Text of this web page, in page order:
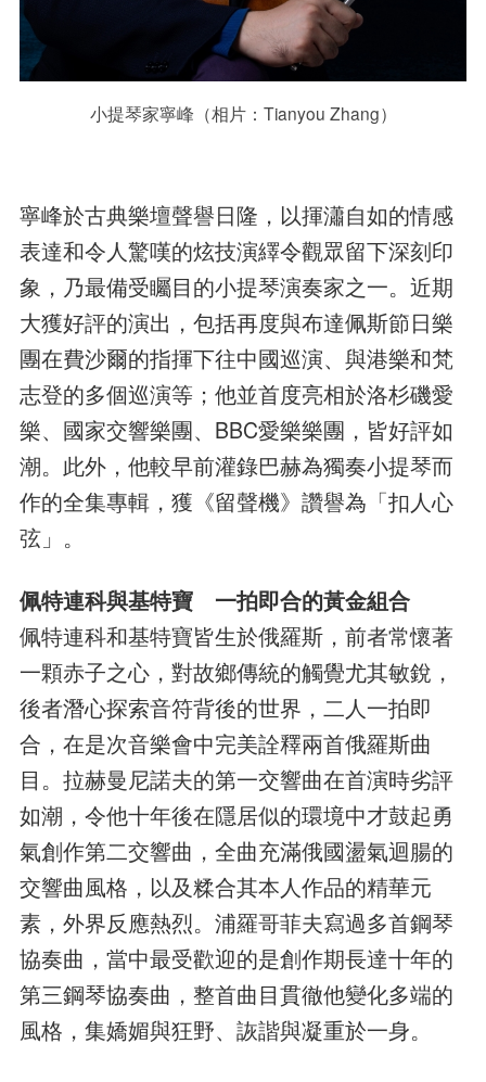
小提琴家寧峰（相片：Tianyou Zhang）
寧峰於古典樂壇聲譽日隆，以揮瀟自如的情感
表達和令人驚嘆的炫技演繹令觀眾留下深刻印
象，乃最備受矚目的小提琴演奏家之一。近期
大獲好評的演出，包括再度與布達佩斯節日樂
團在費沙爾的指揮下往中國巡演、與港樂和梵
志登的多個巡演等；他並首度亮相於洛杉磯愛
樂、國家交響樂團、BBC愛樂樂團，皆好評如
潮。此外，他較早前灌錄巴赫為獨奏小提琴而
作的全集專輯，獲《留聲機》讚譽為「扣人心
弦」。
佩特連科與基特寶 一拍即合的黃金組合
佩特連科和基特寶皆生於俄羅斯，前者常懷著
一顆赤子之心，對故鄉傳統的觸覺尤其敏銳，
後者潛心探索音符背後的世界，二人一拍即
合，在是次音樂會中完美詮釋兩首俄羅斯曲
目。拉赫曼尼諾夫的第一交響曲在首演時劣評
如潮，令他十年後在隱居似的環境中才鼓起勇
氣創作第二交響曲，全曲充滿俄國盪氣迴腸的
交響曲風格，以及糅合其本人作品的精華元
素，外界反應熱烈。浦羅哥菲夫寫過多首鋼琴
協奏曲，當中最受歡迎的是創作期長達十年的
第三鋼琴協奏曲，整首曲目貫徹他變化多端的
風格，集嬌媚與狂野、詼諧與凝重於一身。